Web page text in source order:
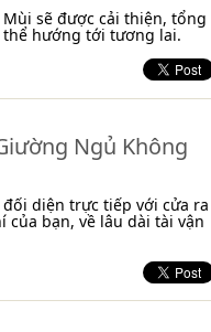
sẽ được cải thiện, tổng
hướng tới tương lai.
Ngủ Không
diện trực tiếp với cửa ra
của bạn, về lâu dài tài vận